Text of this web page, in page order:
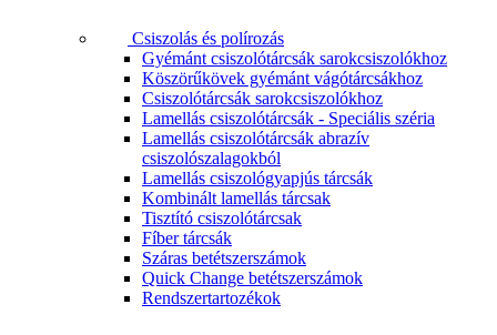
Csiszolás és polírozás
Gyémánt csiszolótárcsák sarokcsiszolókhoz
Köszörűkövek gyémánt vágótárcsákhoz
Csiszolótárcsák sarokcsiszolókhoz
Lamellás csiszolótárcsák - Speciális széria
Lamellás csiszolótárcsák abrazív
csiszolószalagokból
Lamellás csiszológyapjús tárcsák
Kombinált lamellás tárcsak
Tisztító csiszolótárcsak
Fíber tárcsák
Száras betétszerszámok
Quick Change betétszerszámok
Rendszertartozékok